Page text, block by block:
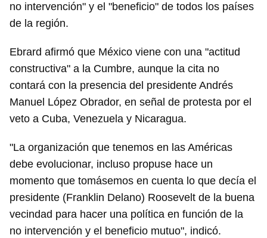
Guardar como favorito
Para poder guardar como favorito, primero has de
iniciar sesión con tu cuenta de 14ymedio.
no intervención" y el "beneficio" de todos los países
de la región.
Ebrard afirmó que México viene con una "actitud
constructiva" a la Cumbre, aunque la cita no
contará con la presencia del presidente Andrés
Manuel López Obrador, en señal de protesta por el
veto a Cuba, Venezuela y Nicaragua.
"La organización que tenemos en las Américas
debe evolucionar, incluso propuse hace un
momento que tomásemos en cuenta lo que decía el
presidente (Franklin Delano) Roosevelt de la buena
vecindad para hacer una política en función de la
no intervención y el beneficio mutuo", indicó.